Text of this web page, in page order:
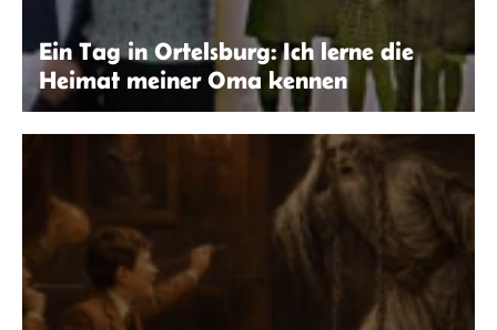
Ein Tag in Ortelsburg: Ich lerne die
Heimat meiner Oma kennen